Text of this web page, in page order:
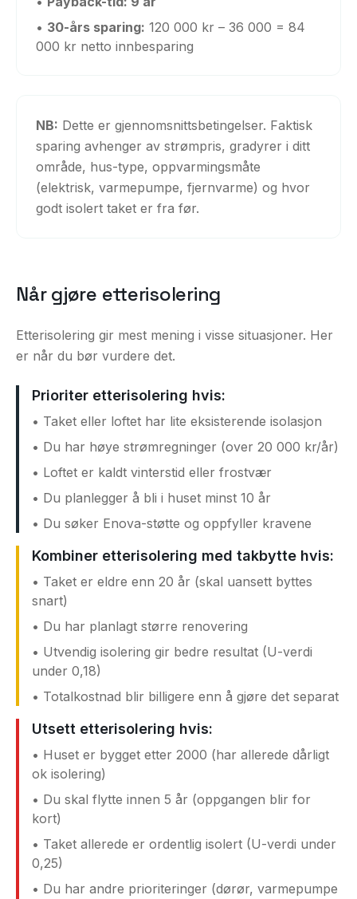
• 30-års sparing: 120 000 kr – 36 000 = 84
000 kr netto innbesparing
NB: Dette er gjennomsnittsbetingelser. Faktisk
sparing avhenger av strømpris, gradyrer i ditt
område, hus-type, oppvarmingsmåte
(elektrisk, varmepumpe, fjernvarme) og hvor
godt isolert taket er fra før.
Når gjøre etterisolering
Etterisolering gir mest mening i visse situasjoner. Her
er når du bør vurdere det.
Prioriter etterisolering hvis:
• Taket eller loftet har lite eksisterende isolasjon
• Du har høye strømregninger (over 20 000 kr/år)
• Loftet er kaldt vinterstid eller frostvær
• Du planlegger å bli i huset minst 10 år
• Du søker Enova-støtte og oppfyller kravene
Kombiner etterisolering med takbytte hvis:
• Taket er eldre enn 20 år (skal uansett byttes
snart)
• Du har planlagt større renovering
• Utvendig isolering gir bedre resultat (U-verdi
under 0,18)
• Totalkostnad blir billigere enn å gjøre det separat
Utsett etterisolering hvis:
• Huset er bygget etter 2000 (har allerede dårligt
ok isolering)
• Du skal flytte innen 5 år (oppgangen blir for
kort)
• Taket allerede er ordentlig isolert (U-verdi under
0,25)
• Du har andre prioriteringer (dørør, varmepumpe